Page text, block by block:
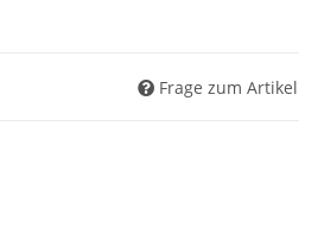
Frage zum Artikel